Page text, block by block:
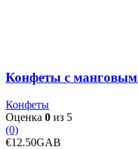
Конфеты с манговым
Конфеты
Оценка 0 из 5
(0)
€12.50GAB